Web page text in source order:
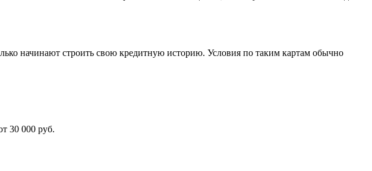
начинают строить свою кредитную историю. Условия по таким картам обычно
30 000 руб.